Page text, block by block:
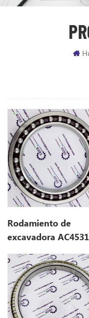
Rodamiento de
excavadora AC4531